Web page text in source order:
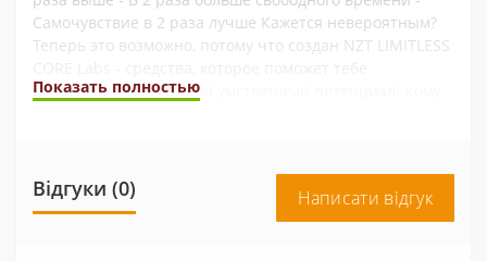
Самочувствие в 2 раза лучше Кажется невероятным?
Теперь это возможно, потому что создан NZT LIMITLESS
использовать весь твой умственный потенциал! Кому
потенциал. Когда помогает NZT Limitless CORE LABS?
NZT Limitless CORE LABS - лучшее средство для
достижения любой цели. Использование Limitless
Показать полностью
Відгуки (0) Написати відгук